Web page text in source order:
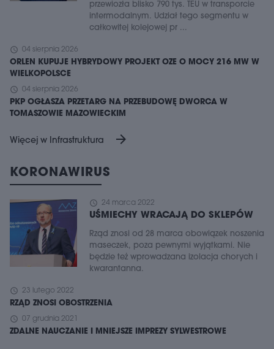
przewiozła blisko 790 tys. TEU w transporcie
intermodalnym. Udział tego segmentu w
całkowitej kolejowej pr ...
schedule 04 sierpnia 2026
ORLEN KUPUJE HYBRYDOWY PROJEKT OZE O MOCY 216 MW W
WIELKOPOLSCE
schedule 04 sierpnia 2026
PKP OGŁASZA PRZETARG NA PRZEBUDOWĘ DWORCA W
TOMASZOWIE MAZOWIECKIM
Więcej w Infrastruktura arrow_forward
KORONAWIRUS
schedule 24 marca 2022
UŚMIECHY WRACAJĄ DO SKLEPÓW
Rząd znosi od 28 marca obowiązek noszenia
maseczek, poza pewnymi wyjątkami. Nie
będzie też wprowadzana izolacja chorych i
kwarantanna.
schedule 23 lutego 2022
RZĄD ZNOSI OBOSTRZENIA
schedule 07 grudnia 2021
ZDALNE NAUCZANIE I MNIEJSZE IMPREZY SYLWESTROWE